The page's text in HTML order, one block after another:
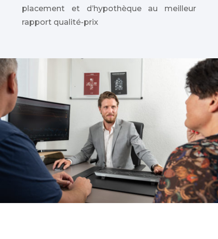
placement et d’hypothèque au meilleur
rapport qualité-prix